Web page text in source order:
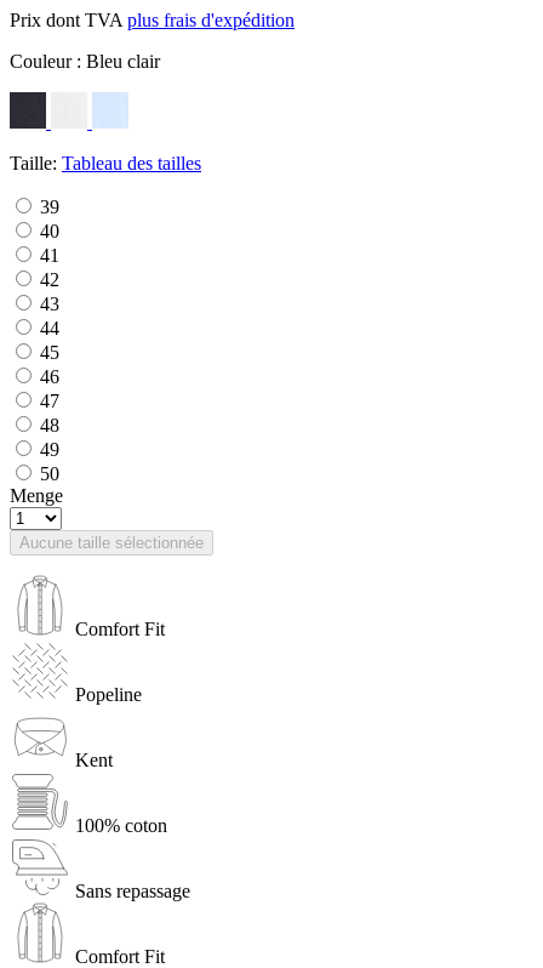
Prix dont TVA plus frais d'expédition
Couleur : Bleu clair
Taille: Tableau des tailles
39
40
41
42
43
44
45
46
47
48
49
50
Menge
Aucune taille sélectionnée
Comfort Fit
Popeline
Kent
100% coton
Sans repassage
Comfort Fit